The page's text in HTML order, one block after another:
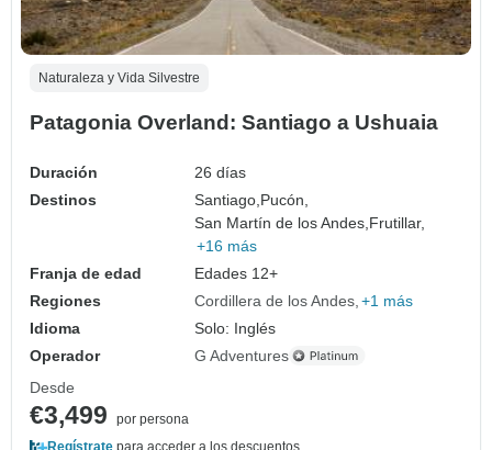
Naturaleza y Vida Silvestre
Patagonia Overland: Santiago a Ushuaia
Duración
26 días
Destinos
Santiago, Pucón,
San Martín de los Andes, Frutillar,
+16 más
Franja de edad
Edades 12+
Regiones
Cordillera de los Andes +1 más
Idioma
Solo: Inglés
Operador
G Adventures
Desde
€3,499
por persona
Regístrate para acceder a los descuentos